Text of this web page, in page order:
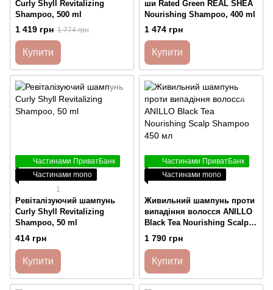
Curly Shyll Revitalizing
Shampoo, 500 ml
1 419 грн 1 774 грн
Купити
ши Rated Green REAL SHEA
Nourishing Shampoo, 400 ml
1 474 грн
Купити
Частинами ПриватБанк
Частинами mono
1
Ревіталізуючий шампунь
Curly Shyll Revitalizing
Shampoo, 50 ml
414 грн
Купити
Частинами ПриватБанк
Частинами mono
Живильний шампунь проти
випадіння волосся ANILLO
Black Tea Nourishing Scalp
Shampoo 450 мл
1 790 грн
Купити